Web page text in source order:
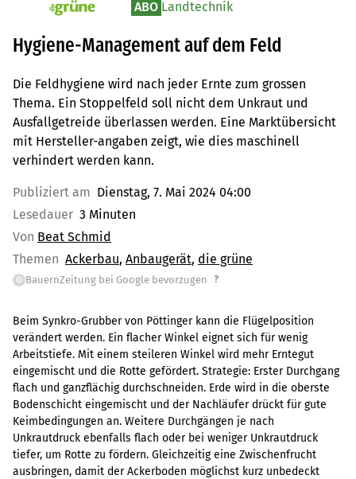
pv_die-grune-online ABO Landtechnik
Hygiene-Management auf dem Feld
Die Feldhygiene wird nach jeder Ernte zum grossen
Thema. Ein Stoppelfeld soll nicht dem Unkraut und
Ausfallgetreide überlassen werden. Eine Marktübersicht
mit Hersteller-angaben zeigt, wie dies maschinell
verhindert werden kann.
Publiziert am Dienstag, 7. Mai 2024 04:00
Lesedauer 3 Minuten
Von Beat Schmid
Themen Ackerbau Anbaugerät die grüne
G BauernZeitung bei Google bevorzugen ?
Beim Synkro-Grubber von Pöttinger kann die Flügelposition
verändert werden. Ein flacher Winkel eignet sich für wenig
Arbeitstiefe. Mit einem steileren Winkel wird mehr Erntegut
eingemischt und die Rotte gefördert. Strategie: Erster Durchgang
flach und ganzflächig durchschneiden. Erde wird in die oberste
Bodenschicht eingemischt und der Nachläufer drückt für gute
Keimbedingungen an. Weitere Durchgängen je nach
Unkrautdruck ebenfalls flach oder bei weniger Unkrautdruck
tiefer, um Rotte zu fördern. Gleichzeitig eine Zwischenfrucht
ausbringen, damit der Ackerboden möglichst kurz unbedeckt